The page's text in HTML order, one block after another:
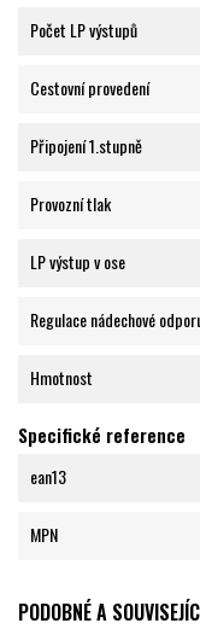
Počet LP výstupů
Cestovní provedení
Připojení 1.stupně
Provozní tlak
LP výstup v ose
Regulace nádechové
Hmotnost
Specifické reference
ean13
MPN
PODOBNÉ A